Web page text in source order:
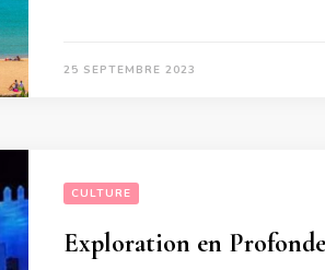
25 SEPTEMBRE 2023
CULTURE
Exploration en